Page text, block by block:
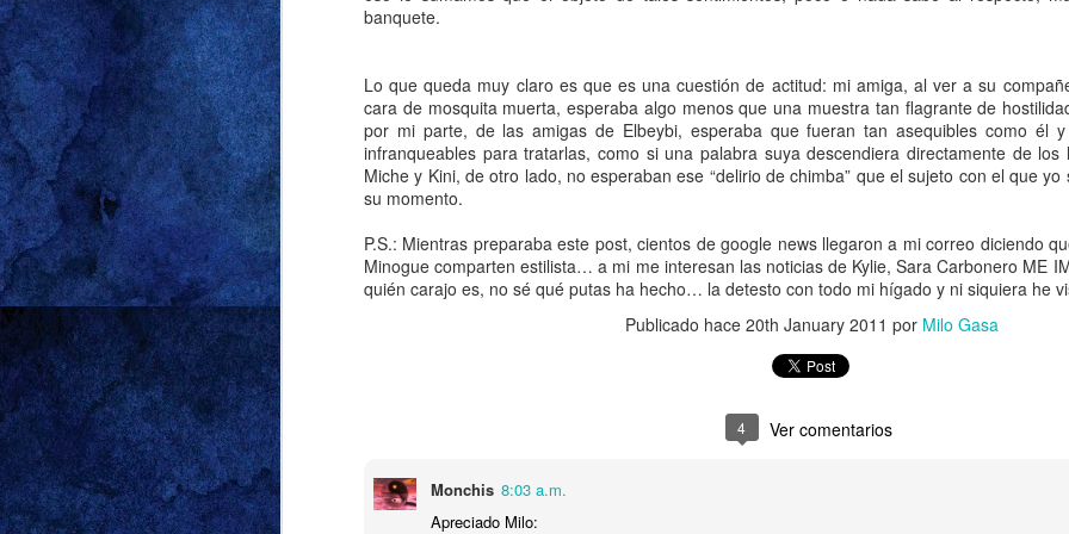
banquete.
Lo que queda muy claro es que es una cuestión de actitud: mi amiga, al ver a su
cara de mosquita muerta, esperaba algo menos que una muestra tan flagrante de
por mi parte, de las amigas de Elbeybi, esperaba que fueran tan asequibles como él
infranqueables para tratarlas, como si una palabra suya descendiera directamente de los
Miche y Kini, de otro lado, no esperaban ese “delirio de chimba” que el sujeto con el que
su momento.
P.S.: Mientras preparaba este post, cientos de google news llegaron a mi correo diciendo
Minogue comparten estilista… a mi me interesan las noticias de Kylie, Sara Carbonero ME
quién carajo es, no sé qué putas ha hecho… la detesto con todo mi hígado y ni siquiera he
Publicado hace 20th January 2011 por Milo Gasa
4 Ver comentarios
Monchis 8:03 a.m.
Apreciado Milo:
cuál fue el detonante, pero mientras le ponía fertilizante a Judy Garland, la
manguera en mano, oído aguzado, se enteró también de que su presencia la
sentía peor persona por su culpa, "the more he stays, the more he fucks me over",
A partir de ese momento, el show de Will y Grace se convirtió en el programa con
Nótese: ni mi señor marido ni yo tuvimos que meternos en la vida de la, en
bastó con sentarnos en el porche con nuestros cocteles, unas tardes sí y otras
solo detalle del novelón que se emitía desde el porche del frente. Imposible decir
tipo Madonna y Sean Penn en “Till Death Do Us Part”; más bien eran Madonna y
atrapados en un círculo vicioso impuesto por el contrato de arrendamiento: no
a peleas que terminaban en reconciliaciones que terminaban en peleas.
Luego vino la calma. Grace se veía contenta, probablemente porque Will
caballeros con mejor sentido de la moda y horas de más en el gimnasio que él
Meeting Mr. Right, the man of my dreams / The one who shows me true love, or
brown cocoa skin and curly black hair / It's just the way he looks at me,